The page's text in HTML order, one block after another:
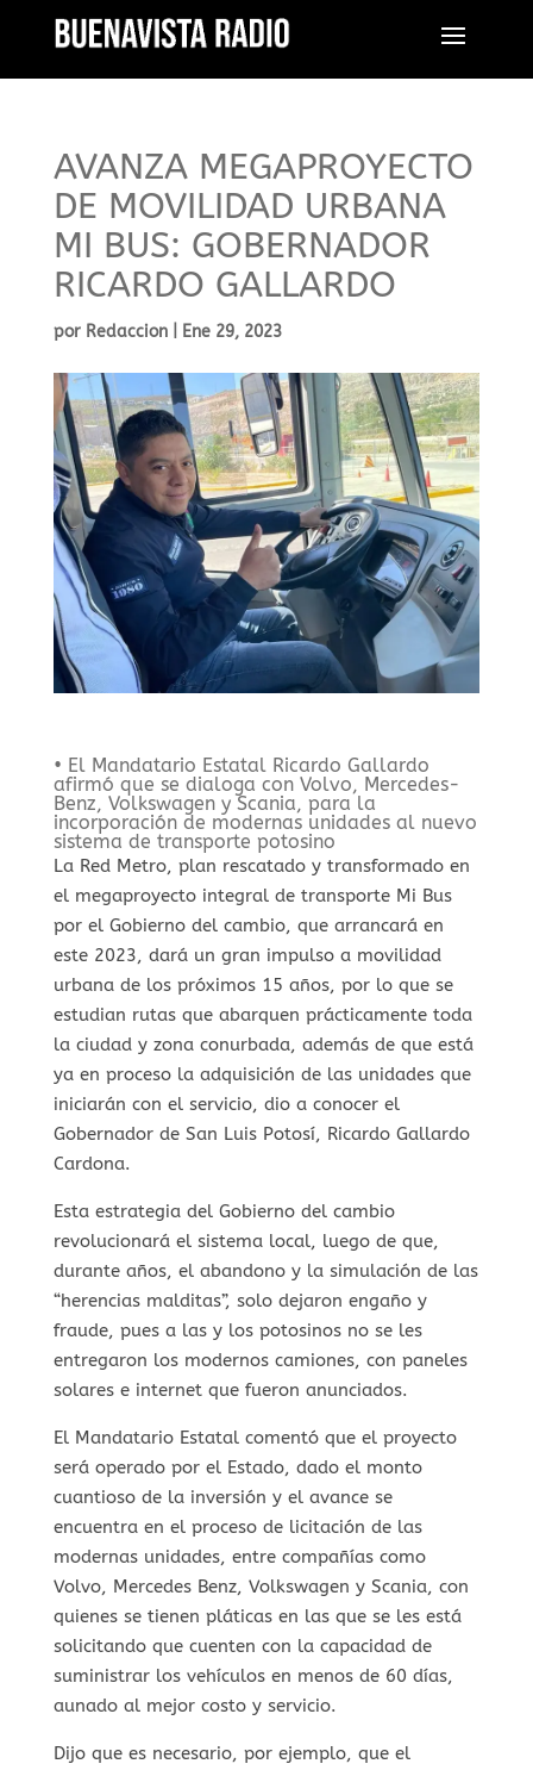
AVANZA MEGAPROYECTO
DE MOVILIDAD URBANA
MI BUS: GOBERNADOR
RICARDO GALLARDO
por Redaccion| Ene 29, 2023
• El Mandatario Estatal Ricardo Gallardo
afirmó que se dialoga con Volvo, Mercedes-
Benz, Volkswagen y Scania, para la
incorporación de modernas unidades al nuevo
sistema de transporte potosino
La Red Metro, plan rescatado y transformado en
el megaproyecto integral de transporte Mi Bus
por el Gobierno del cambio, que arrancará en
este 2023, dará un gran impulso a movilidad
urbana de los próximos 15 años, por lo que se
estudian rutas que abarquen prácticamente toda
la ciudad y zona conurbada, además de que está
ya en proceso la adquisición de las unidades que
iniciarán con el servicio, dio a conocer el
Gobernador de San Luis Potosí, Ricardo Gallardo
Cardona.
Esta estrategia del Gobierno del cambio
revolucionará el sistema local, luego de que,
durante años, el abandono y la simulación de las
“herencias malditas”, solo dejaron engaño y
fraude, pues a las y los potosinos no se les
entregaron los modernos camiones, con paneles
solares e internet que fueron anunciados.
El Mandatario Estatal comentó que el proyecto
será operado por el Estado, dado el monto
cuantioso de la inversión y el avance se
encuentra en el proceso de licitación de las
modernas unidades, entre compañías como
Volvo, Mercedes Benz, Volkswagen y Scania, con
quienes se tienen pláticas en las que se les está
solicitando que cuenten con la capacidad de
suministrar los vehículos en menos de 60 días,
aunado al mejor costo y servicio.
Dijo que es necesario, por ejemplo, que el